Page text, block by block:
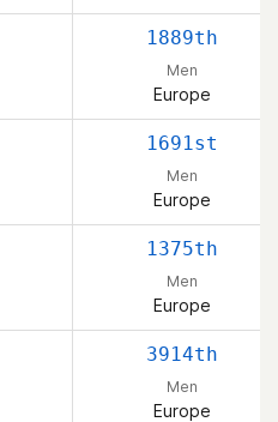
1889th
Men
Europe
1691st
Men
Europe
1375th
Men
Europe
3914th
Men
Europe